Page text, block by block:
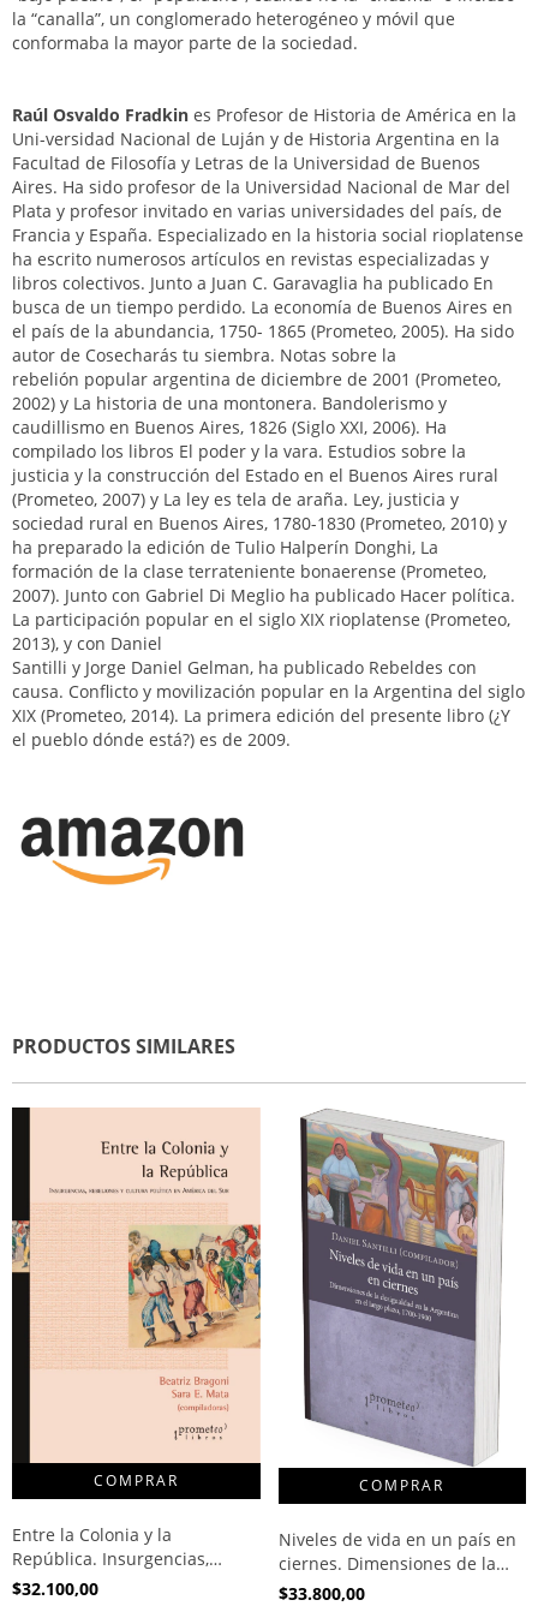
la “canalla”, un conglomerado heterogéneo y móvil que
conformaba la mayor parte de la sociedad.
Raúl Osvaldo Fradkin es Profesor de Historia de América en la
Uni-versidad Nacional de Luján y de Historia Argentina en la
Facultad de Filosofía y Letras de la Universidad de Buenos
Aires. Ha sido profesor de la Universidad Nacional de Mar del
Plata y profesor invitado en varias universidades del país, de
Francia y España. Especializado en la historia social rioplatense
ha escrito numerosos artículos en revistas especializadas y
libros colectivos. Junto a Juan C. Garavaglia ha publicado En
busca de un tiempo perdido. La economía de Buenos Aires en
el país de la abundancia, 1750- 1865 (Prometeo, 2005). Ha sido
autor de Cosecharás tu siembra. Notas sobre la
rebelión popular argentina de diciembre de 2001 (Prometeo,
2002) y La historia de una montonera. Bandolerismo y
caudillismo en Buenos Aires, 1826 (Siglo XXI, 2006). Ha
compilado los libros El poder y la vara. Estudios sobre la
justicia y la construcción del Estado en el Buenos Aires rural
(Prometeo, 2007) y La ley es tela de araña. Ley, justicia y
sociedad rural en Buenos Aires, 1780-1830 (Prometeo, 2010) y
ha preparado la edición de Tulio Halperín Donghi, La
formación de la clase terrateniente bonaerense (Prometeo,
2007). Junto con Gabriel Di Meglio ha publicado Hacer política.
La participación popular en el siglo XIX rioplatense (Prometeo,
2013), y con Daniel
Santilli y Jorge Daniel Gelman, ha publicado Rebeldes con
causa. Conflicto y movilización popular en la Argentina del siglo
XIX (Prometeo, 2014). La primera edición del presente libro (¿Y
el pueblo dónde está?) es de 2009.
PRODUCTOS SIMILARES
Entre la Colonia y la
República. Insurgencias,
rebeliones y cultura política
$32.100,00
Niveles de vida en un país en
ciernes. Dimensiones de la
desigualdad en la Argentina
$33.800,00